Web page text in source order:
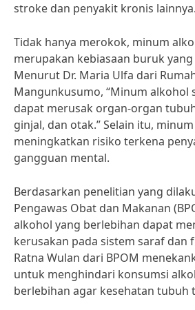
stroke dan penyakit kronis lainnya.
Tidak hanya merokok, minum
merupakan kebiasaan buruk
Menurut Dr. Maria Ulfa dari
Mangunkusumo, “Minum alkohol
dapat merusak organ-organ
ginjal, dan otak.” Selain itu,
meningkatkan risiko terkena
gangguan mental.
Berdasarkan penelitian yang
Pengawas Obat dan Makanan
alkohol yang berlebihan dapat
kerusakan pada sistem saraf dan
Ratna Wulan dari BPOM
untuk menghindari konsumsi
berlebihan agar kesehatan tubuh